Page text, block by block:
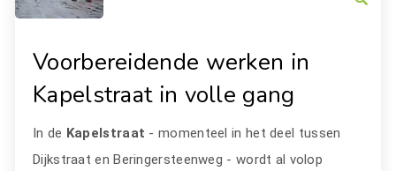
Voorbereidende werken in
Kapelstraat in volle gang
In de Kapelstraat - momenteel in het deel tussen
Dijkstraat en Beringersteenweg - wordt al volop